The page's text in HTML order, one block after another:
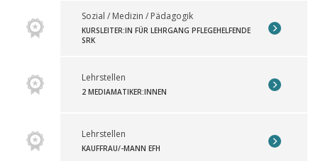
Sozial / Medizin / Pädagogik
KURSLEITER:IN FÜR LEHRGANG PFLEGEHELFENDE
SRK
Lehrstellen
2 MEDIAMATIKER:INNEN
Lehrstellen
KAUFFRAU/-MANN EFH